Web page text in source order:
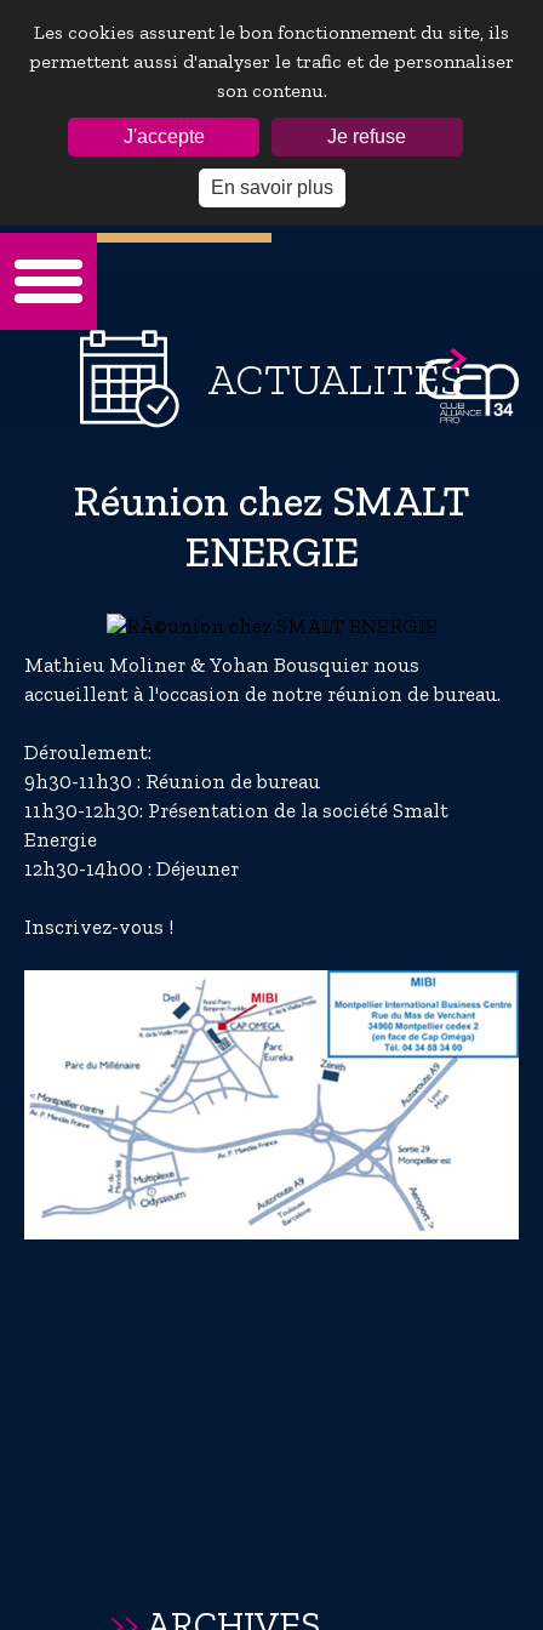
Les cookies assurent le bon fonctionnement du site, ils
permettent aussi d'analyser le trafic et de personnaliser
son contenu.
J'accepte Je refuse
En savoir plus
Mot de passe oublie ?
ACTUALITÉS
Réunion chez SMALT
ENERGIE
Mathieu Moliner & Yohan Bousquier nous
accueillent à l'occasion de notre réunion de bureau.
Déroulement:
9h30-11h30 : Réunion de bureau
11h30-12h30: Présentation de la société Smalt
Energie
12h30-14h00 : Déjeuner
Inscrivez-vous !